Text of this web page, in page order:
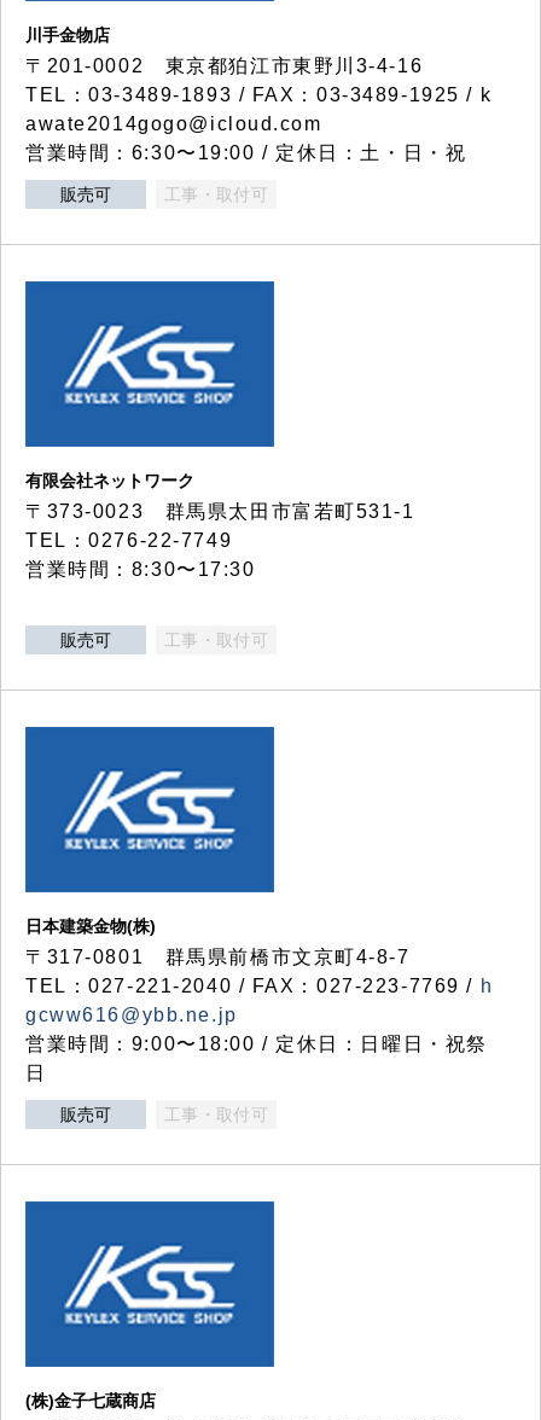
川手金物店
〒201-0002 東京都狛江市東野川3-4-16
TEL：03-3489-1893 / FAX：03-3489-1925 / k
awate2014gogo@icloud.com
営業時間：6:30〜19:00 / 定休日：土・日・祝
販売可 工事・取付可
有限会社ネットワーク
〒373-0023 群馬県太田市富若町531-1
TEL：0276-22-7749
営業時間：8:30〜17:30
販売可 工事・取付可
日本建築金物(株)
〒317‐0801 群馬県前橋市文京町4-8-7
TEL：027-221-2040 / FAX：027-223-7769 / h
gcww616@ybb.ne.jp
営業時間：9:00〜18:00 / 定休日：日曜日・祝祭
日
販売可 工事・取付可
(株)金子七蔵商店